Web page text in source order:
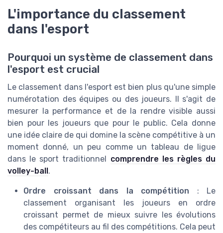
L'importance du classement
dans l'esport
Pourquoi un système de classement dans
l'esport est crucial
Le classement dans l'esport est bien plus qu'une simple
numérotation des équipes ou des joueurs. Il s'agit de
mesurer la performance et de la rendre visible aussi
bien pour les joueurs que pour le public. Cela donne
une idée claire de qui domine la scène compétitive à un
moment donné, un peu comme un tableau de ligue
dans le sport traditionnel comprendre les règles du
volley-ball.
Ordre croissant dans la compétition : Le
classement organisant les joueurs en ordre
croissant permet de mieux suivre les évolutions
des compétiteurs au fil des compétitions. Cela peut